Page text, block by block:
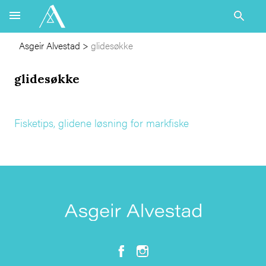
Asgeir Alvestad > glidesøkke
glidesøkke
Fisketips, glidene løsning for markfiske